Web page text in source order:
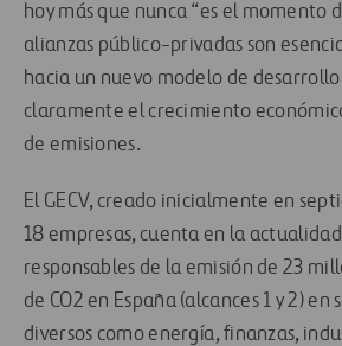
hoy más que nunca “es el momento
alianzas público-privadas son
hacia un nuevo modelo de
claramente el crecimiento
de emisiones.
El GECV, creado inicialmente en
18 empresas, cuenta en la
responsables de la emisión de 23
de CO2 en España (alcances 1 y 2) en
diversos como energía, finanzas,